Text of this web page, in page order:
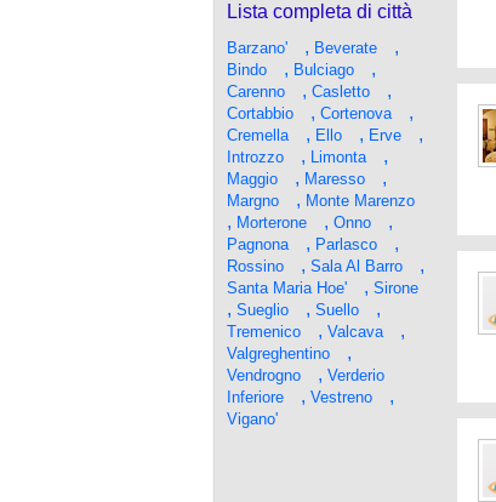
Lista completa di città
Barzano' , Beverate ,
Bindo , Bulciago ,
Carenno , Casletto ,
Cortabbio , Cortenova ,
Cremella , Ello , Erve ,
Introzzo , Limonta ,
Maggio , Maresso ,
Margno , Monte Marenzo
, Morterone , Onno ,
Pagnona , Parlasco ,
Rossino , Sala Al Barro ,
Santa Maria Hoe' , Sirone
, Sueglio , Suello ,
Tremenico , Valcava ,
Valgreghentino ,
Vendrogno , Verderio
Inferiore
, Vestreno ,
Vigano'